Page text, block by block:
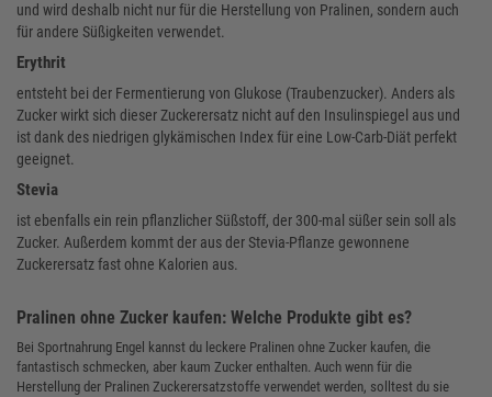
und wird deshalb nicht nur für die Herstellung von Pralinen, sondern auch
für andere Süßigkeiten verwendet.
Erythrit
entsteht bei der Fermentierung von Glukose (Traubenzucker). Anders als
Zucker wirkt sich dieser Zuckerersatz nicht auf den Insulinspiegel aus und
ist dank des niedrigen glykämischen Index für eine Low-Carb-Diät perfekt
geeignet.
Stevia
ist ebenfalls ein rein pflanzlicher Süßstoff, der 300-mal süßer sein soll als
Zucker. Außerdem kommt der aus der Stevia-Pflanze gewonnene
Zuckerersatz fast ohne Kalorien aus.
Pralinen ohne Zucker kaufen: Welche Produkte gibt es?
Bei Sportnahrung Engel kannst du leckere Pralinen ohne Zucker kaufen, die
fantastisch schmecken, aber kaum Zucker enthalten. Auch wenn für die
Herstellung der Pralinen Zuckerersatzstoffe verwendet werden, solltest du sie